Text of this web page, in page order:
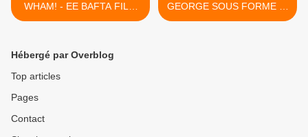
WHAM! - EE BAFTA FILM
AWARDS 2024 !!
GEORGE SOUS FORME D'
HOLOGRAMME ?? >
Hébergé par Overblog
Top articles
Pages
Contact